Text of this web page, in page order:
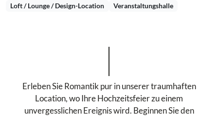
Loft / Lounge / Design-Location
Veranstaltungshalle
Erleben Sie Romantik pur in unserer traumhaften
Location, wo Ihre Hochzeitsfeier zu einem
unvergesslichen Ereignis wird. Beginnen Sie den